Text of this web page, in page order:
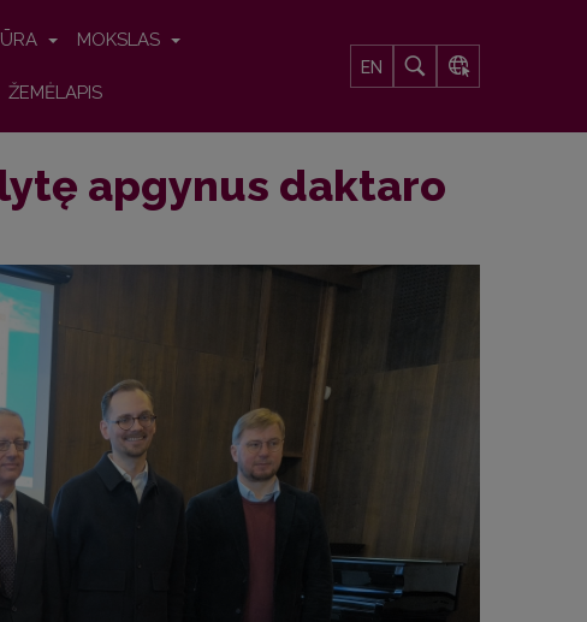
MOKSLAS
ŽEMĖLAPIS
EN
apgynus daktaro